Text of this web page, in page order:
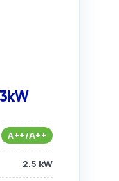
A++/A++
2.5 kW